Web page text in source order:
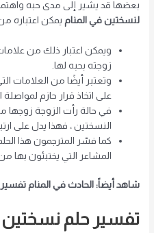
بعضها قد يشير إلى مدى حبه
لنسختين في المنام يمكن اعتباره
ويمكن اعتبار ذلك من
زوجته بحبه لها.
وتعتبر أيضًا من العلامات
على اتخاذ قرار حازم لمواصلة
في حالة رأت الزوجة
النسختين ، فهذا يدل على
كما فسّر المترجمون هذا
المشاعر التي يختبئون بها
شاهد أيضاً: الحادث في المنام
تفسير حلم نسختين